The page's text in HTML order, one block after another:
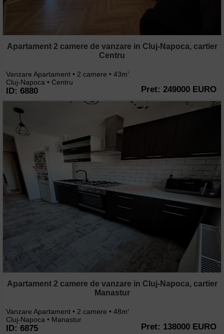
Apartament 2 camere de vanzare in Cluj-Napoca, cartier
Centru
Vanzare Apartament • 2 camere • 43m2
Cluj-Napoca • Centru
ID: 6880 Pret: 249000 EURO
Apartament 2 camere de vanzare in Cluj-Napoca, cartier
Manastur
Vanzare Apartament • 2 camere • 48m2
Cluj-Napoca • Manastur
ID: 6875 Pret: 138000 EURO